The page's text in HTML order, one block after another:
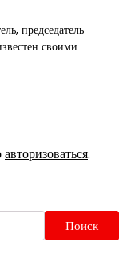
председатель
своими
авторизоваться.
Поиск